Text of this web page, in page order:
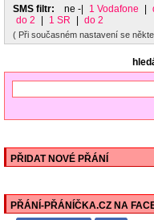
SMS filtr:
ne -| 1 Vodafone
do 2
1 SR do 2
( Při současném nastavení se
PŘIDAT NOVÉ PŘÁNÍ
PŘÁNÍ-PŘÁNÍČKA.CZ NA